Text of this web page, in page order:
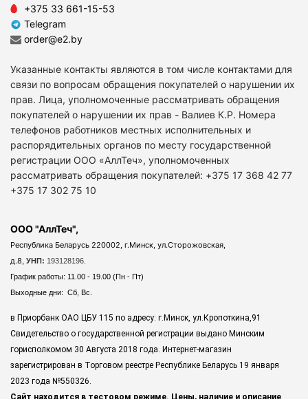
+375 33 661-15-53
Telegram
order@e2.by
Указанные контакты являются в том числе контактами для
связи по вопросам обращения покупателей о нарушении их
прав. Лица, уполномоченные рассматривать обращения
покупателей о нарушении их прав - Валиев К.Р. Номера
телефонов работников местных исполнительных и
распорядительных органов по месту государственной
регистрации ООО «АллТеч», уполномоченных
рассматривать обращения покупателей: +375 17 368 42 77
+375 17 302 75 10
ООО "АллТеч",
Республика Беларусь 220002, г.Минск, ул.Сторожовская,
д.8, УНП: 193128196.
График работы: 11.00 - 19.00 (Пн - Пт)
Выходные дни: Сб, Вс.
в Приорбанк ОАО ЦБУ 115 по адресу: г.Минск, ул.Кропоткина,91
Свидетельство о государственной регистрации выдано Минским
горисполкомом 30 Августа 2018 года. Интернет-магазин
зарегистрирован в Торговом реестре Республике Беларусь 19 января
2023 года №550326.
Сайт находится в тестовом режиме. Цены, наличие и описание